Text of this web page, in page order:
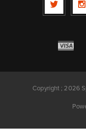
Copyright ; 2026